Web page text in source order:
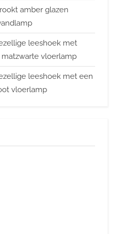
amber glazen
leeshoek met
vloerlamp
leeshoek met een
vloerlamp